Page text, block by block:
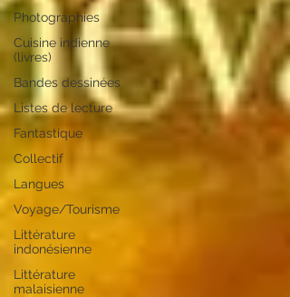
Photographies
Cuisine indienne
(livres)
Bandes dessinées
Listes de lecture
Fantastique
Collectif
Langues
Voyage/Tourisme
Littérature
indonésienne
Littérature
malaisienne